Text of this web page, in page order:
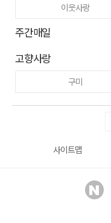
이웃사랑
주간매일
고향사랑
구미
사이트맵